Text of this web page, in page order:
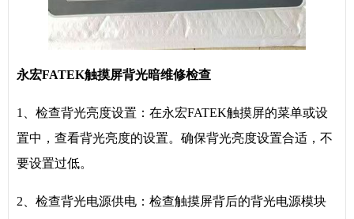
永宏FATEK触摸屏背光暗维修检查
1、检查背光亮度设置：在永宏FATEK触摸屏的菜单或设
置中，查看背光亮度的设置。确保背光亮度设置合适，不
要设置过低。
2、检查背光电源供电：检查触摸屏背后的背光电源模块